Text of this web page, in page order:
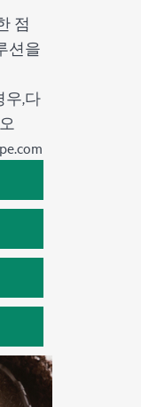
점
션을
우,다